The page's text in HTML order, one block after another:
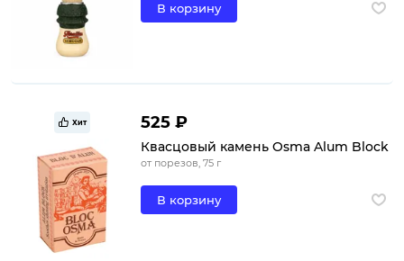
В корзину
Хит 525 ₽
Квасцовый камень Osma Alum Block
от порезов, 75 г
В корзину